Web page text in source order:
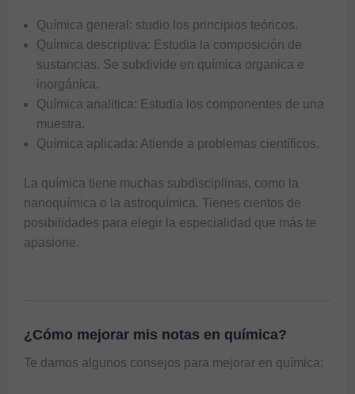
Química general: studio los principios teóricos.
Química descriptiva: Estudia la composición de
sustancias. Se subdivide en química organica e
inorgánica.
Química analitica: Estudia los componentes de una
muestra.
Química aplicada: Atiende a problemas científicos.
La química tiene muchas subdisciplinas, como la
nanoquímica o la astroquímica. Tienes cientos de
posibilidades para elegir la especialidad que más te
apasione.
¿Cómo mejorar mis notas en química?
Te damos algunos consejos para mejorar en química: